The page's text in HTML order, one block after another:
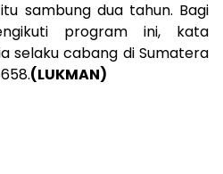
sambung dua tahun. Bagi
program ini, kata
selaku cabang di Sumatera
(LUKMAN)